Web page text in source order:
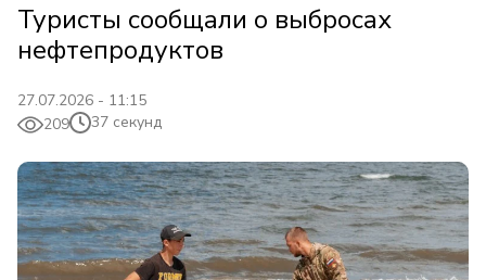
Туристы сообщали о выбросах
нефтепродуктов
27.07.2026 - 11:15
209
37 секунд